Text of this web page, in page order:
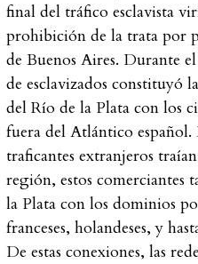
final del tráfico esclavista
prohibición de la trata por
de Buenos Aires. Durante
de esclavizados constituyó
del Río de la Plata con los
fuera del Atlántico español.
traficantes extranjeros
región, estos comerciantes
la Plata con los dominios
franceses, holandeses, y
De estas conexiones, las